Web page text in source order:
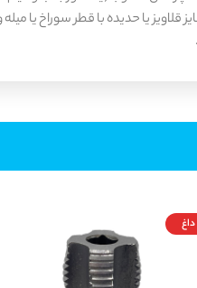
قلاویز یا حدیده با قطر سوراخ یا
داغ